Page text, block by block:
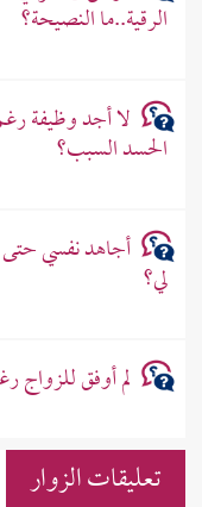
الرقية..ما النصيحة؟
لا أجد وظيفة
الحسد السبب؟
أجاهد نفسي حتى
لي؟
لم أوفق للزواج
تعليقات الزوار